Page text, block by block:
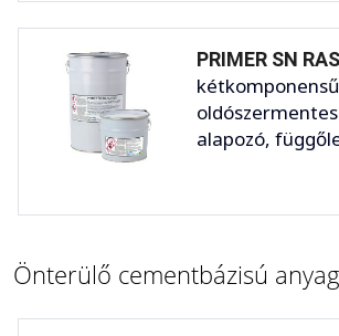
PRIMER SN
alapozó,
Önterülő cementbázisú